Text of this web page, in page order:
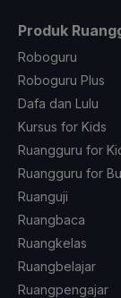
Produk
Roboguru
Roboguru Plus
Dafa dan Lulu
Kursus for Kids
Ruangguru for
Ruangguru for
Ruanguji
Ruangbaca
Ruangkelas
Ruangbelajar
Ruangpengajar